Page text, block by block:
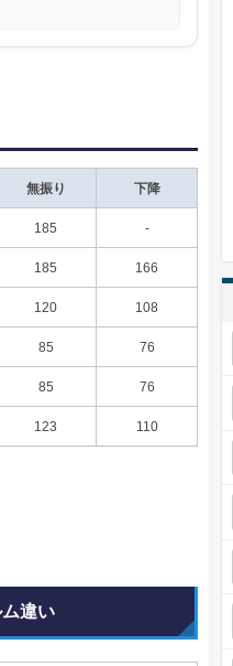
無振り 下降
185 -
185 166
120 108
85 76
85 76
123 110
違い